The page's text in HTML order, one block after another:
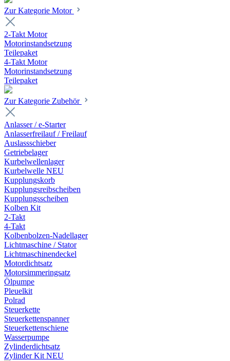
Zur Kategorie Motor
2-Takt Motor
Motorinstandsetzung
Teilepaket
4-Takt Motor
Motorinstandsetzung
Teilepaket
Zur Kategorie Zubehör
Anlasser / e-Starter
Anlasserfreilauf / Freilauf
Auslassschieber
Getriebelager
Kurbelwellenlager
Kurbelwelle NEU
Kupplungskorb
Kupplungsreibscheiben
Kupplungsscheiben
Kolben Kit
2-Takt
4-Takt
Kolbenbolzen-Nadellager
Lichtmaschine / Stator
Lichtmaschinendeckel
Motordichtsatz
Motorsimmeringsatz
Ölpumpe
Pleuelkit
Polrad
Steuerkette
Steuerkettenspanner
Steuerkettenschiene
Wasserpumpe
Zylinderdichtsatz
Zylinder Kit NEU